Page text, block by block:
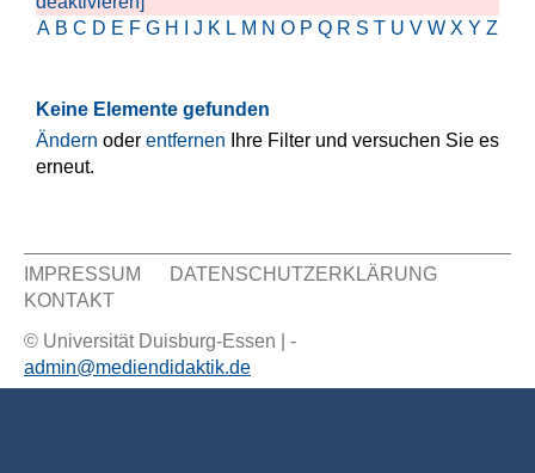
A B C D E F G H J K L M N O P Q R S T U V W X Y Z
Keine Elemente gefunden
Ändern oder entfernen Ihre Filter und versuchen Sie es
erneut.
Sekundär Menü
IMPRESSUM
DATENSCHUTZERKLÄRUNG
KONTAKT
© Universität Duisburg-Essen | -
admin@mediendidaktik.de